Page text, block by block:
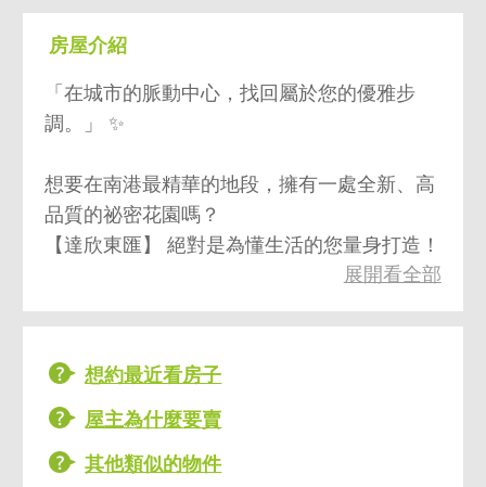
房屋介紹
「在城市的脈動中心，找回屬於您的優雅步
調。」 ✨
想要在南港最精華的地段，擁有一處全新、高
品質的祕密花園嗎？
【達欣東匯】 絕對是為懂生活的您量身打造！
全新極品正兩房，位於絕佳的 7 樓層，擁有 2
實算紮實，每一坪都展現出達欣開發的精工質
🚉 核心地段，掌握未來：
出站即到家： 鄰近南港捷運站（高鐵、台鐵、
展開看全部
想約最近看房子
屋主為什麼要賣
其他類似的物件